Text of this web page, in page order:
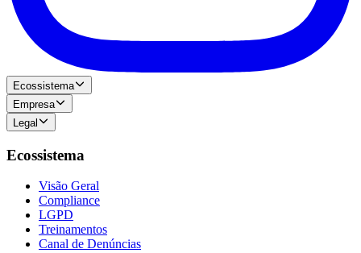
Ecossistema
Empresa
Legal
Ecossistema
Visão Geral
Compliance
LGPD
Treinamentos
Canal de Denúncias